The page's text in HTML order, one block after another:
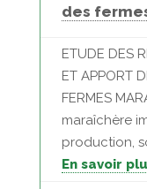
des
ETUDE DES
ET APPORT
FERMES
maraîchère
production,
En savoir